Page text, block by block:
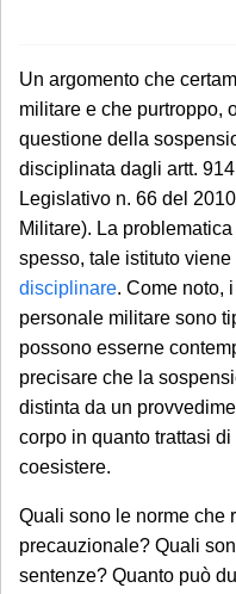
Un argomento che
militare e che purtroppo,
questione della
disciplinata dagli artt.
Legislativo n. 66 del
Militare). La
spesso, tale istituto
disciplinare. Come noto,
personale militare sono
possono esserne
precisare che la
distinta da un
corpo in quanto trattasi
coesistere.
Quali sono le norme che
precauzionale? Quali
sentenze? Quanto può